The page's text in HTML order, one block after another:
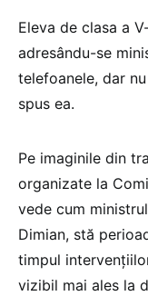
Eleva de clasa a
adresându-se
telefoanele, dar
spus ea.
Pe imaginile din
organizate la
vede cum
Dimian, stă
timpul
vizibil mai ales la